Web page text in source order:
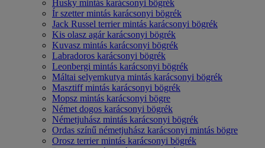
Husky mintás karácsonyi bögrék
Ír szetter mintás karácsonyi bögrék
Jack Russel terrier mintás karácsonyi bögrék
Kis olasz agár karácsonyi bögrék
Kuvasz mintás karácsonyi bögrék
Labradoros karácsonyi bögrék
Leonbergi mintás karácsonyi bögrék
Máltai selyemkutya mintás karácsonyi bögrék
Masztiff mintás karácsonyi bögrék
Mopsz mintás karácsonyi bögre
Német dogos karácsonyi bögrék
Németjuhász mintás karácsonyi bögrék
Ordas színű németjuhász karácsonyi mintás bögre
Orosz terrier mintás karácsonyi bögrék